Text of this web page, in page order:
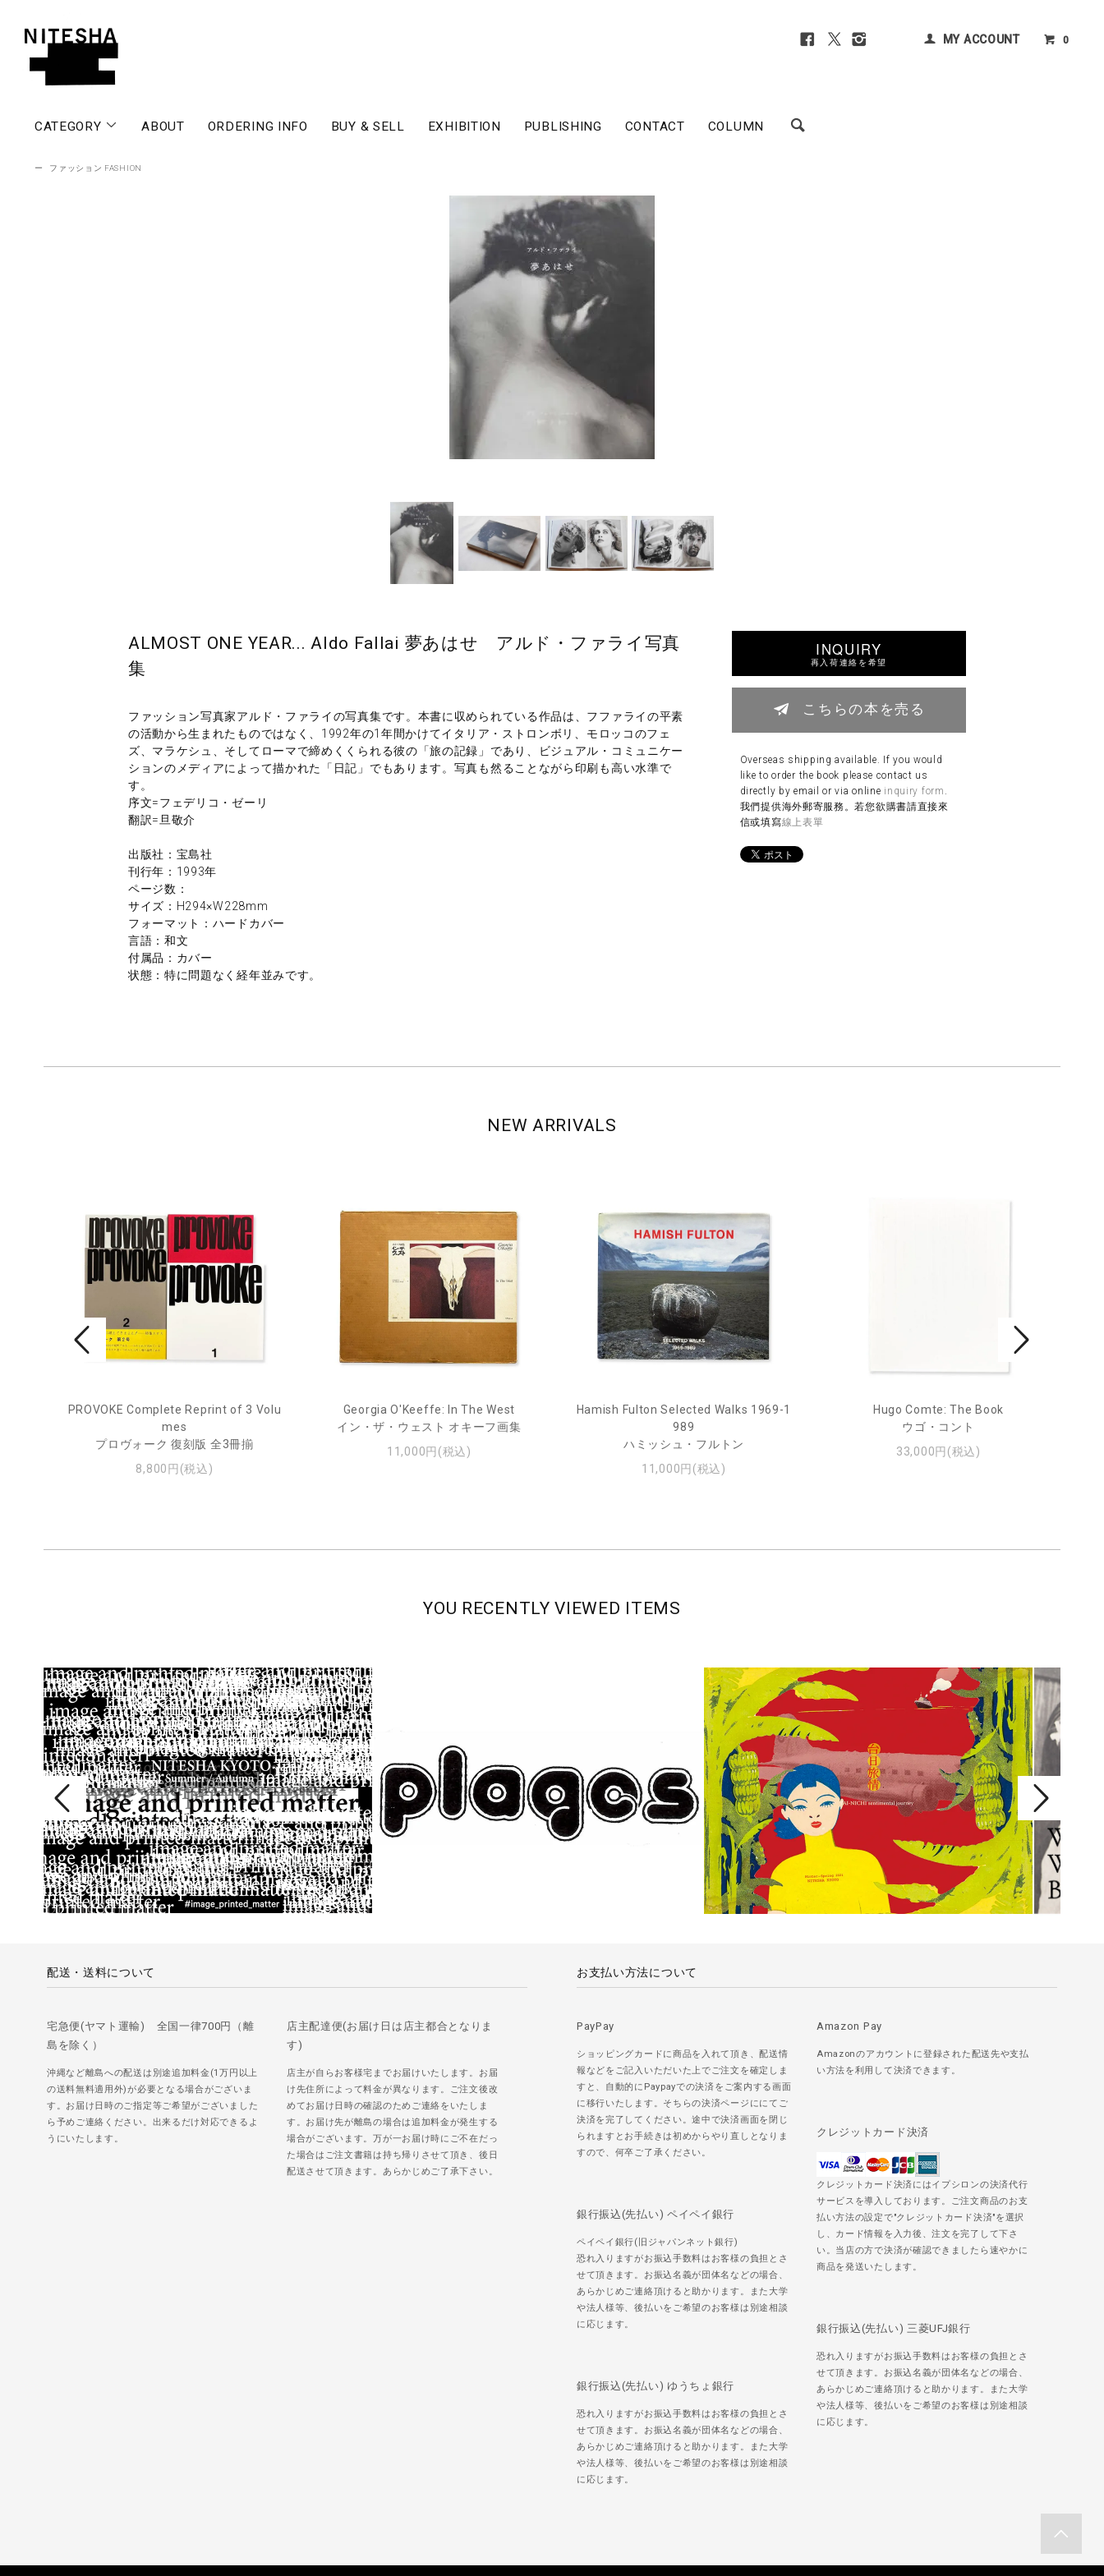
MY ACCOUNT 0
CATEGORY ABOUT ORDERING INFO BUY & SELL EXHIBITION PUBLISHING CONTACT COLUMN
ー ファッション FASHION
ALMOST ONE YEAR... Aldo Fallai 夢あはせ アルド・ファライ写真
集
ファッション写真家アルド・ファライの写真集です。本書に収められている作品は、フファライの平素
の活動から生まれたものではなく、1992年の1年間かけてイタリア・ストロンボリ、モロッコのフェ
ズ、マラケシュ、そしてローマで締めくくられる彼の「旅の記録」であり、ビジュアル・コミュニケー
ションのメディアによって描かれた「日記」でもあります。写真も然ることながら印刷も高い水準で
す。
序文=フェデリコ・ゼーリ
翻訳=旦敬介
出版社：宝島社
刊行年：1993年
ページ数：
サイズ：H294×W228mm
フォーマット：ハードカバー
言語：和文
付属品：カバー
状態：特に問題なく経年並みです。
INQUIRY
再入荷連絡を希望
こちらの本を売る
Overseas shipping available. If you would
like to order the book please contact us
directly by email or via online inquiry form .
我們提供海外郵寄服務。若您欲購書請直接來
信或填寫線上表單
NEW ARRIVALS
PROVOKE Complete Reprint of 3 Volu
mes
プロヴォーク 復刻版 全3冊揃
8,800円(税込)
Georgia O'Keeffe: In The West
イン・ザ・ウェスト オキーフ画集
11,000円(税込)
Hamish Fulton Selected Walks 1969-1
989
ハミッシュ・フルトン
11,000円(税込)
Hugo Comte: The Book
ウゴ・コント
33,000円(税込)
YOU RECENTLY VIEWED ITEMS
配送・送料について
宅急便(ヤマト運輸) 全国一律700円（離
島を除く）
沖縄など離島への配送は別途追加料金(1万円以上
の送料無料適用外)が必要となる場合がございま
す。お届け日時のご指定等ご希望がございました
ら予めご連絡ください。出来るだけ対応できるよ
うにいたします。
店主配達便(お届け日は店主都合となりま
す)
店主が自らお客様宅までお届けいたします。お届
け先住所によって料金が異なります。ご注文後改
めてお届け日時の確認のためご連絡をいたしま
す。お届け先が離島の場合は追加料金が発生する
場合がございます。万が一お届け時にご不在だっ
た場合はご注文書籍は持ち帰りさせて頂き、後日
配送させて頂きます。あらかじめご了承下さい。
お支払い方法について
PayPay
ショッピングカードに商品を入れて頂き、配送情
報などをご記入いただいた上でご注文を確定しま
すと、自動的にPaypayでの決済をご案内する画面
に移行いたします。そちらの決済ページににてご
決済を完了してください。途中で決済画面を閉じ
られますとお手続きは初めからやり直しとなりま
すので、何卒ご了承ください。
Amazon Pay
Amazonのアカウントに登録された配送先や支払
い方法を利用して決済できます。
クレジットカード決済
クレジットカード決済にはイプシロンの決済代行
サービスを導入しております。ご注文商品のお支
払い方法の設定で"クレジットカード決済"を選択
し、カード情報を入力後、注文を完了して下さ
い。当店の方で決済が確認できましたら速やかに
商品を発送いたします。
銀行振込(先払い) ペイペイ銀行
ペイペイ銀行(旧ジャパンネット銀行)
恐れ入りますがお振込手数料はお客様の負担とさ
せて頂きます。お振込名義が団体名などの場合、
あらかじめご連絡頂けると助かります。また大学
や法人様等、後払いをご希望のお客様は別途相談
に応じます。
銀行振込(先払い) 三菱UFJ銀行
恐れ入りますがお振込手数料はお客様の負担とさ
せて頂きます。お振込名義が団体名などの場合、
あらかじめご連絡頂けると助かります。また大学
や法人様等、後払いをご希望のお客様は別途相談
に応じます。
銀行振込(先払い) ゆうちょ銀行
恐れ入りますがお振込手数料はお客様の負担とさ
せて頂きます。お振込名義が団体名などの場合、
あらかじめご連絡頂けると助かります。また大学
や法人様等、後払いをご希望のお客様は別途相談
に応じます。